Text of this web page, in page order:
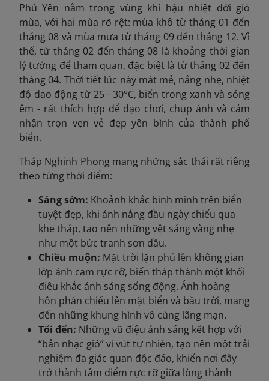
Phú Yên nằm trong vùng khí hậu nhiệt đới gió
mùa, với hai mùa rõ rệt: mùa khô từ tháng 01 đến
tháng 08 và mùa mưa từ tháng 09 đến tháng 12. Vì
thế, từ tháng 02 đến tháng 08 là khoảng thời gian
lý tưởng để tham quan, đặc biệt là từ tháng 02 đến
tháng 04. Thời tiết lúc này mát mẻ, nắng nhẹ, nhiệt
độ dao động từ 25 - 30°C, biển trong xanh và sóng
êm - rất thích hợp để dạo chơi, chụp ảnh và cảm
nhận trọn vẹn vẻ đẹp yên bình của thành phố
biển.
Tháp Nghinh Phong mang những sắc thái rất riêng
theo từng thời điểm:
Sáng sớm: Khoảnh khắc bình minh trên biển
tuyệt đẹp, khi ánh nắng đầu ngày chiếu qua
khe tháp, tạo nên những vệt sáng vàng nhẹ
như một bức tranh sơn dầu.
Chiều muộn: Mặt trời lặn phủ lên không gian
lớp ánh cam rực rỡ, biến tháp thành một khối
điêu khắc ánh sáng sống động. Ánh hoàng
hôn phản chiếu lên mặt biển và bầu trời, mang
đến những khung hình vô cùng lãng mạn.
Tối đến: Những vũ điệu ánh sáng kết hợp với
“bản nhạc gió” vi vút tự nhiên, tạo nên một trải
nghiệm đa giác quan độc đáo, khiến nơi đây
trở thành tâm điểm rực rỡ giữa lòng thành